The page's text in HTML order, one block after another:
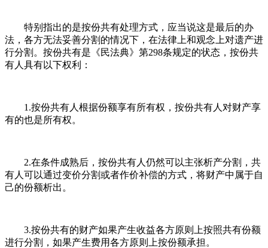
特别指出的是按份共有处理方式，应当说这是最后的办
法，各方无法妥善分割的情况下，在法律上和观念上对遗产进
行分割。按份共有是《民法典》第298条规定的状态，按份共
有人具有以下权利：
1.按份共有人根据份额享有所有权，按份共有人对财产享
有的也是所有权。
2.在条件成熟后，按份共有人仍然可以主张析产分割，共
有人可以通过变价分割或者作价补偿的方式，将财产中属于自
己的份额析出。
3.按份共有的财产如果产生收益各方原则上按照共有份额
进行分割，如果产生费用各方原则上按份额承担。